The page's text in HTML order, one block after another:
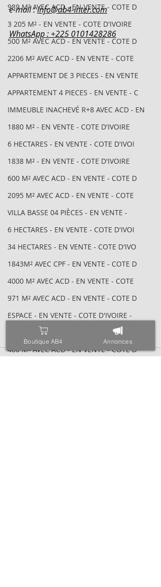
989 M² AVEC ACD - EN VENTE - COTE D
3 205 M² - EN VENTE - COTE D'IVOIRE
500 M² AVEC ACD - EN VENTE - COTE D
2206 M² AVEC ACD - EN VENTE - COTE
APPARTEMENT DE 3 PIECES - EN VENTE
APPARTEMENT 4 PIECES - EN VENTE - C
IMMEUBLE INACHEVÉ R+8 AVEC ACD - EN
1880 M² - EN VENTE - COTE D'IVOIRE
6 HECTARES - EN VENTE - COTE D'IVOI
1838 M² - EN VENTE - COTE D'IVOIRE
600 M² AVEC ACD - EN VENTE - COTE D
2095 M² AVEC ACD - EN VENTE - COTE
VILLA BASSE 04 PIÈCES - EN VENTE -
6 HECTARES - EN VENTE - COTE D'IVOI
34 HECTARES - EN VENTE - COTE D'IVO
1843M² AVEC CPF - EN VENTE - COTE D
4000 M² AVEC ACD - EN VENTE - COTE
971 M² AVEC ACD - EN VENTE - COTE D
ESPACE - EN VENTE - COTE D'IVOIRE -
TRIPLEX SUR 600 M² - EN VENTE - COT
400 M² AVEC ACD - EN VENTE - COTE D
e-mail : info@ab4-inter.com
WhatsApp : +225 0101428286
Boutique AB4 Annonces